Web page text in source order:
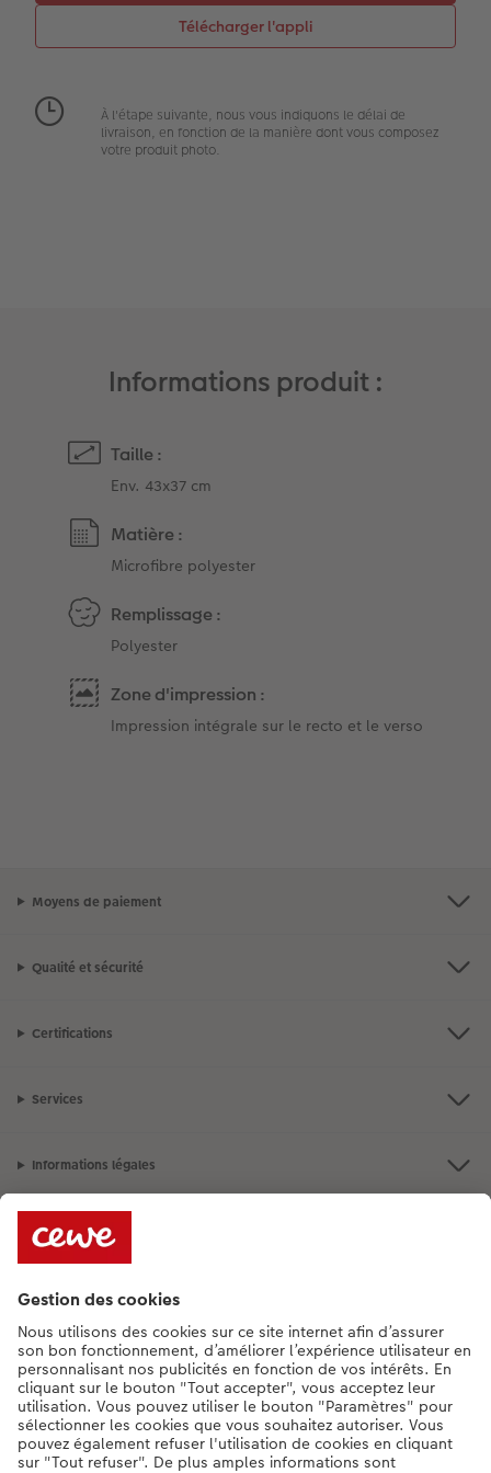
Accessoires
Art Collection
Modes de commande
Créez votre photo d'identité
Borne photo
Accessoires
Magazine CEWE
Tipa Awards
À l'étape suivante, nous vous indiquons le délai de
livraison, en fonction de la manière dont vous composez
votre produit photo.
Informations produit :
Taille :
Env. 43x37 cm
Matière :
Microfibre polyester
Remplissage :
Polyester
Zone d'impression :
Impression intégrale sur le recto et le verso
Moyens de paiement
Qualité et sécurité
Certifications
Services
Informations légales
Assortiment
**Besoin d'aide ou d'un conseil pour créer votre produit ?015 29 56 13
[Lu-Ve : 9:00 - 20:00h | Sa : 9.00 - 17:00h | Di : 12.00 - 16:00h]
FR|NL